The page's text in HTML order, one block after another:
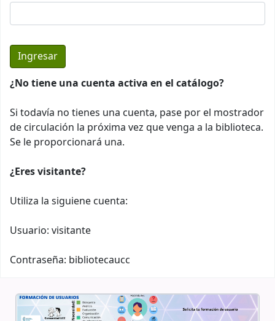
¿No tiene una cuenta activa en el catálogo?
Si todavía no tienes una cuenta, pase por el mostrador
de circulación la próxima vez que venga a la biblioteca.
Se le proporcionará una.
¿Eres visitante?
Utiliza la siguiene cuenta:
Usuario: visitante
Contraseña: bibliotecaucc